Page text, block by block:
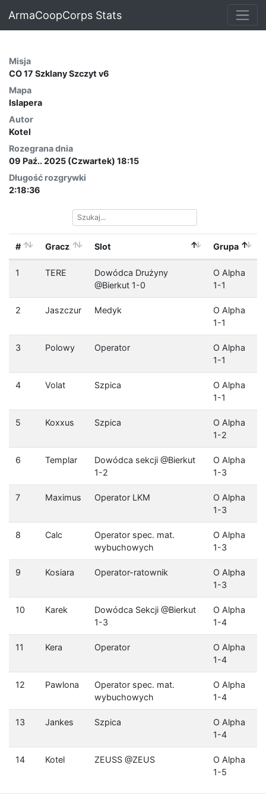
ArmaCoopCorps Stats
Misja
CO 17 Szklany Szczyt v6
Mapa
Islapera
Autor
Kotel
Rozegrana dnia
09 Paź.. 2025 (Czwartek) 18:15
Długość rozgrywki
2:18:36
# Gracz Slot Grupa
1 TERE
Dowódca Drużyny
@Bierkut 1-0
O Alpha
1-1
2 Jaszczur Medyk
O Alpha
1-1
3 Polowy Operator
O Alpha
1-1
4 Volat Szpica
O Alpha
1-1
5 Koxxus Szpica
O Alpha
1-2
6 Templar
Dowódca sekcji @Bierkut
1-2
O Alpha
1-3
7 Maximus Operator LKM
O Alpha
1-3
8 Calc
Operator spec. mat.
wybuchowych
O Alpha
1-3
9 Kosiara Operator-ratownik
O Alpha
1-3
10 Karek
Dowódca Sekcji @Bierkut
1-3
O Alpha
1-4
11 Kera Operator
O Alpha
1-4
12 Pawlona
Operator spec. mat.
wybuchowych
O Alpha
1-4
13 Jankes Szpica
O Alpha
1-4
14 Kotel ZEUSS @ZEUS
O Alpha
1-5